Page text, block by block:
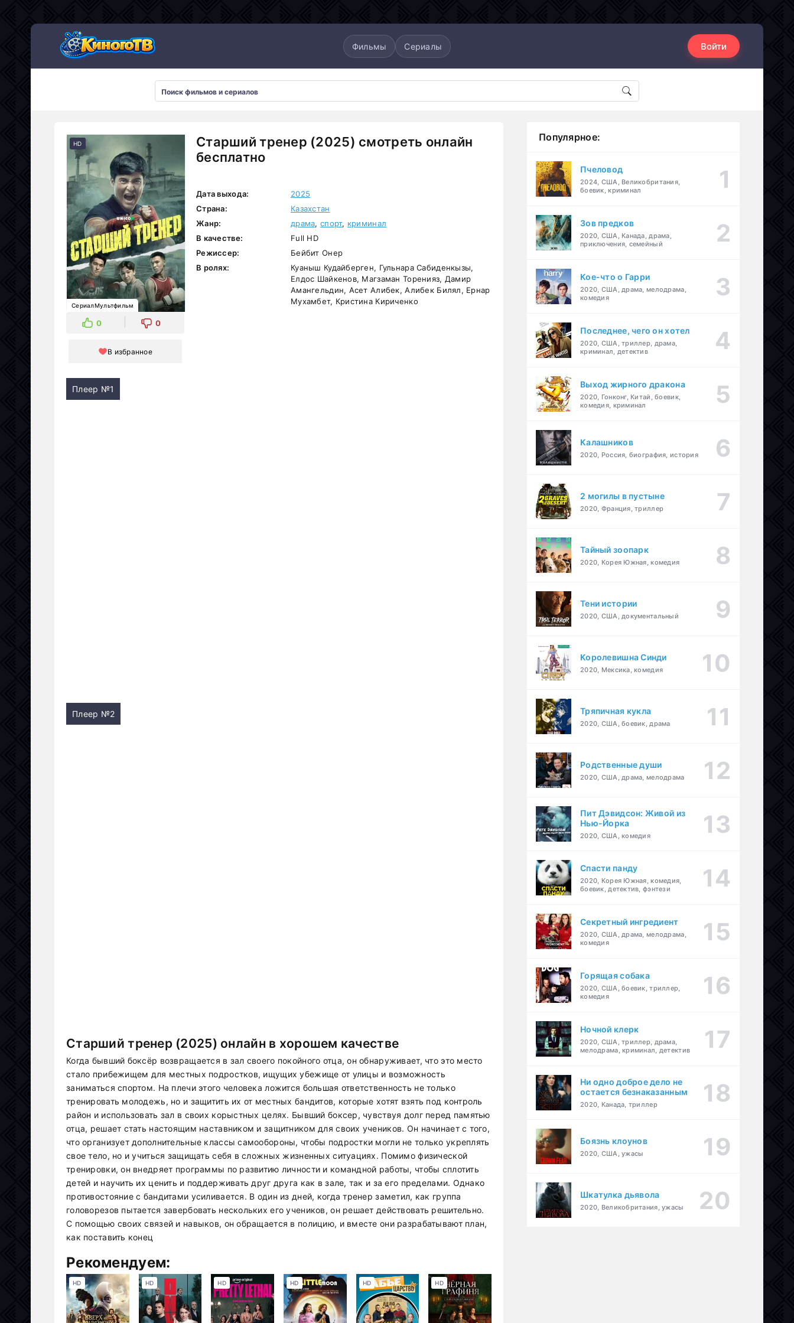
Фильмы Сериалы Войти
Старший тренер (2025) смотреть онлайн
бесплатно
HD
СериалМультфильм
0 0
В избранное
Дата выхода:
2025
Страна:
Казахстан
Жанр:
драма, спорт, криминал
В качестве:
Full HD
Режиссер:
Бейбит Онер
В ролях:
Куаныш Кудайберген, Гульнара Сабиденкызы,
Елдос Шайкенов, Магзаман Торенияз, Дамир
Амангельдин, Асет Алибек, Алибек Билял, Ернар
Мухамбет, Кристина Кириченко
Плеер №1
Плеер №2
Старший тренер (2025) онлайн в хорошем качестве
Когда бывший боксёр возвращается в зал своего покойного отца, он обнаруживает, что это место
стало прибежищем для местных подростков, ищущих убежище от улицы и возможность
заниматься спортом. На плечи этого человека ложится большая ответственность не только
тренировать молодежь, но и защитить их от местных бандитов, которые хотят взять под контроль
район и использовать зал в своих корыстных целях. Бывший боксер, чувствуя долг перед памятью
отца, решает стать настоящим наставником и защитником для своих учеников. Он начинает с того,
что организует дополнительные классы самообороны, чтобы подростки могли не только укреплять
свое тело, но и учиться защищать себя в сложных жизненных ситуациях. Помимо физической
тренировки, он внедряет программы по развитию личности и командной работы, чтобы сплотить
детей и научить их ценить и поддерживать друг друга как в зале, так и за его пределами. Однако
противостояние с бандитами усиливается. В один из дней, когда тренер заметил, как группа
головорезов пытается завербовать нескольких его учеников, он решает действовать решительно.
С помощью своих связей и навыков, он обращается в полицию, и вместе они разрабатывают план,
как поставить конец
Рекомендуем:
HD HD HD HD HD HD
Популярное:
Пчеловод
2024, США, Великобритания,
боевик, криминал
Зов предков
2020, США, Канада, драма,
приключения, семейный
Кое-что о Гарри
2020, США, драма, мелодрама,
комедия
Последнее, чего он хотел
2020, США, триллер, драма,
криминал, детектив
Выход жирного дракона
2020, Гонконг, Китай, боевик,
комедия, криминал
Калашников
2020, Россия, биография, история
2 могилы в пустыне
2020, Франция, триллер
Тайный зоопарк
2020, Корея Южная, комедия
Тени истории
2020, США, документальный
Королевишна Синди
2020, Мексика, комедия
Тряпичная кукла
2020, США, боевик, драма
Родственные души
2020, США, драма, мелодрама
Пит Дэвидсон: Живой из
Нью-Йорка
2020, США, комедия
Спасти панду
2020, Корея Южная, комедия,
боевик, детектив, фэнтези
Секретный ингредиент
2020, США, драма, мелодрама,
комедия
Горящая собака
2020, США, боевик, триллер,
комедия
Ночной клерк
2020, США, триллер, драма,
мелодрама, криминал, детектив
Ни одно доброе дело не
остается безнаказанным
2020, Канада, триллер
Боязнь клоунов
2020, США, ужасы
Шкатулка дьявола
2020, Великобритания, ужасы